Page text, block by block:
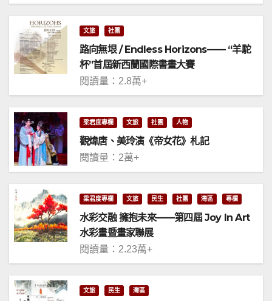
文旅 社團
路向無垠 / Endless Horizons—— “羊駝
杯”首屆新西蘭國際書畫大賽
閱讀量：2.8萬+
梁君度專欄 文旅 社團 人物
觀煒唐、美玲演《帝女花》札記
閱讀量：2萬+
梁君度專欄 文旅 民生 社團 灣區 專欄
水彩交融 擁抱未來——第四屆 Joy In Art
水彩畫暨畫家聯展
閱讀量：2.23萬+
文旅 民生 灣區